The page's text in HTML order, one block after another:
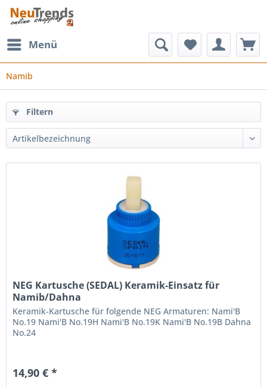
Menü
Namib
Filtern
NEG Kartusche (SEDAL) Keramik-Einsatz für
Namib/Dahna
Keramik-Kartusche für folgende NEG Armaturen: Nami'B
No.19 Nami'B No.19H Nami'B No.19K Nami'B No.19B Dahna
No.24
14,90 € *